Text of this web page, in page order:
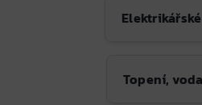
Topení,